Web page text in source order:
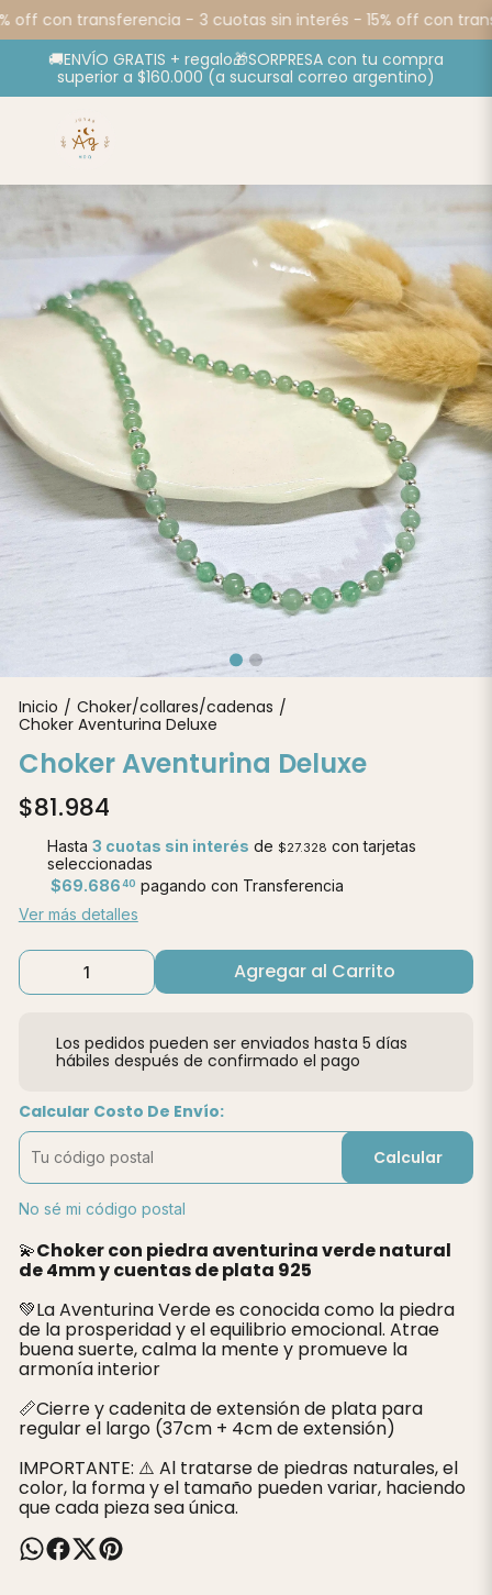
off con transferencia - 3 cuotas sin interés - 15% off con
🚚ENVÍO GRATIS + regalo🎁SORPRESA con tu compra
superior a $160.000 (a sucursal correo argentino)
Inicio / Choker/collares/cadenas /
Choker Aventurina Deluxe
Choker Aventurina Deluxe
$81.984
Hasta3 cuotas sin interés de $27.328 con tarjetas
seleccionadas
$69.68640 pagando con Transferencia
Ver más detalles
Agregar al Carrito
Los pedidos pueden ser enviados hasta 5 días
hábiles después de confirmado el pago
Calcular Costo De Envío:
Calcular
No sé mi código postal
💫Choker con piedra aventurina verde natural
de 4mm y cuentas de plata 925
💚La Aventurina Verde es conocida como la piedra
de la prosperidad y el equilibrio emocional. Atrae
buena suerte, calma la mente y promueve la
armonía interior
📏Cierre y cadenita de extensión de plata para
regular el largo (37cm + 4cm de extensión)
IMPORTANTE: ⚠️ Al tratarse de piedras naturales, el
color, la forma y el tamaño pueden variar, haciendo
que cada pieza sea única.